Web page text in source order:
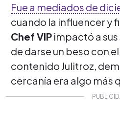
Fue a mediados de
cuando la influencer y
Chef VIP impactó a
de darse un beso con
contenido Julitroz,
cercanía era algo más